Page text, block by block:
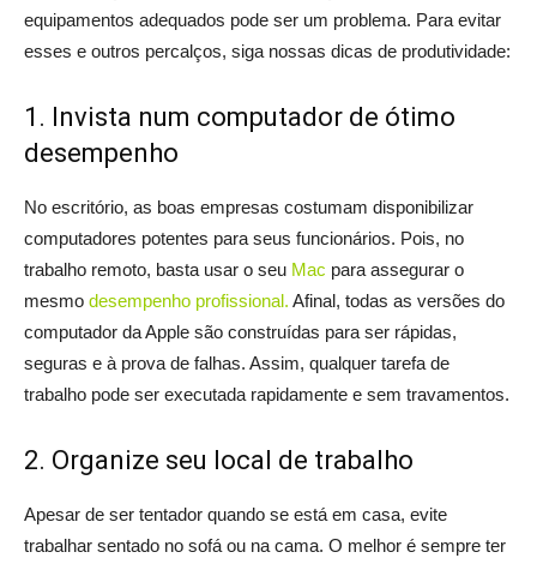
equipamentos adequados pode ser um problema. Para evitar
esses e outros percalços, siga nossas dicas de produtividade:
1. Invista num computador de ótimo
desempenho
No escritório, as boas empresas costumam disponibilizar
computadores potentes para seus funcionários. Pois, no
trabalho remoto, basta usar o seu Mac para assegurar o
mesmo desempenho profissional. Afinal, todas as versões do
computador da Apple são construídas para ser rápidas,
seguras e à prova de falhas. Assim, qualquer tarefa de
trabalho pode ser executada rapidamente e sem travamentos.
2. Organize seu local de trabalho
Apesar de ser tentador quando se está em casa, evite
trabalhar sentado no sofá ou na cama. O melhor é sempre ter